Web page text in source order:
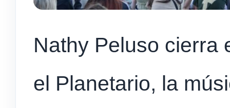
Nathy Peluso cierra
el Planetario, la